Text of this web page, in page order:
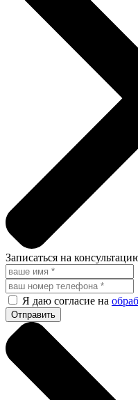
Записаться на
Я даю согласие на